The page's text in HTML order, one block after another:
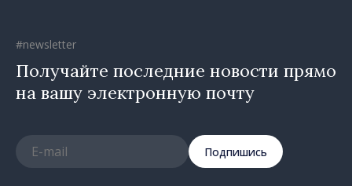
#newsletter
Получайте последние новости прямо
на вашу электронную почту
Подпишись